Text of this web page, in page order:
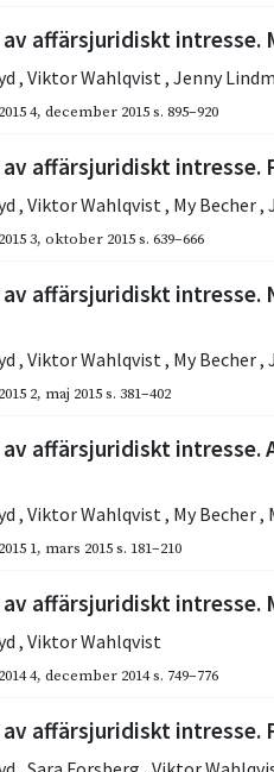
affärsjuridiskt intresse.
, Viktor Wahlqvist , Jenny
4, december 2015s. 895–920
affärsjuridiskt intresse.
, Viktor Wahlqvist , My Becher,
3, oktober 2015s. 639–666
affärsjuridiskt intresse.
, Viktor Wahlqvist , My Becher,
2, maj 2015s. 381–402
affärsjuridiskt intresse.
, Viktor Wahlqvist , My Becher,
1, mars 2015s. 181–210
affärsjuridiskt intresse.
, Viktor Wahlqvist
4, december 2014s. 749–776
affärsjuridiskt intresse.